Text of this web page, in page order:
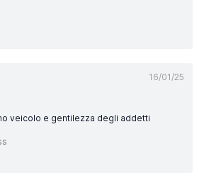
16/01/25
veicolo e gentilezza degli addetti